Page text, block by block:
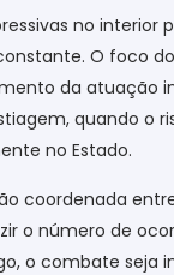
no interior
O foco
da atuação
quando o
no Estado.
coordenada
o número de
o combate seja